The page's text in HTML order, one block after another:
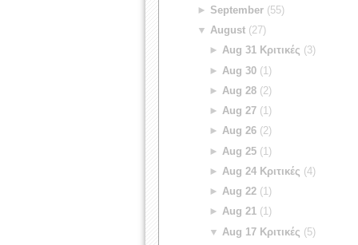
► September(55)
▼ August(27)
►Aug 31 Κριτικές (3)
► Aug 30 (1)
► Aug 28 (2)
►Aug 27 (1)
►Aug 26 (2)
► Aug 25 (1)
► Aug 24 Κριτικές (4)
►Aug 22 (1)
►Aug 21 (1)
▼ Aug 17 Κριτικές (5)